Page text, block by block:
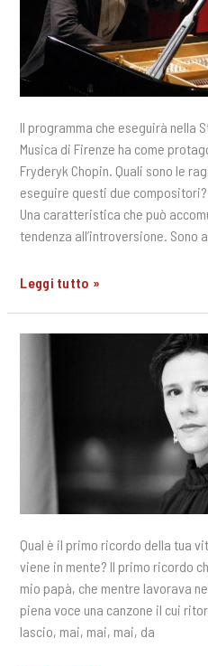
Il programma che eseguirà nella
Musica di Firenze ha come
Fryderyk Chopin. Quali sono le
eseguire questi due
Una caratteristica che può
tendenza all’introversione. Sono
Intervista
Leggi tutto »
Qual è il primo ricordo della tua
viene in mente? Il primo ricordo
mio papà, che mentre lavorava
piena voce una canzone il cui
lascio, mai, mai, mai, da